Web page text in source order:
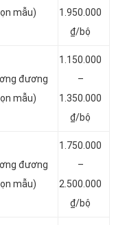
mẫu)
1.950.000
₫/bộ
đương
mẫu)
1.150.000
–
1.350.000
₫/bộ
đương
mẫu)
1.750.000
–
2.500.000
₫/bộ